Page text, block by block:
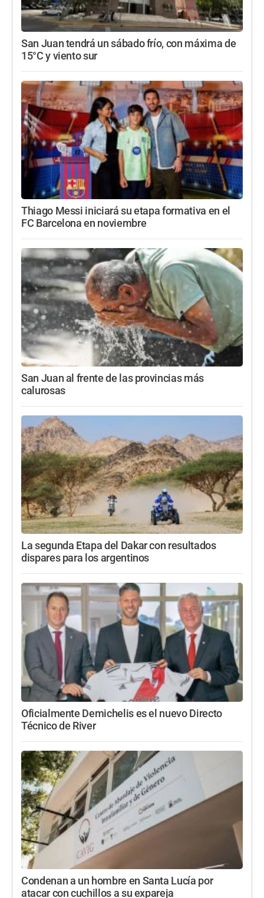
San Juan tendrá un sábado frío, con máxima de
15°C y viento sur
Thiago Messi iniciará su etapa formativa en el
FC Barcelona en noviembre
San Juan al frente de las provincias más
calurosas
La segunda Etapa del Dakar con resultados
dispares para los argentinos
Oficialmente Demichelis es el nuevo Directo
Técnico de River
Condenan a un hombre en Santa Lucía por
atacar con cuchillos a su expareja